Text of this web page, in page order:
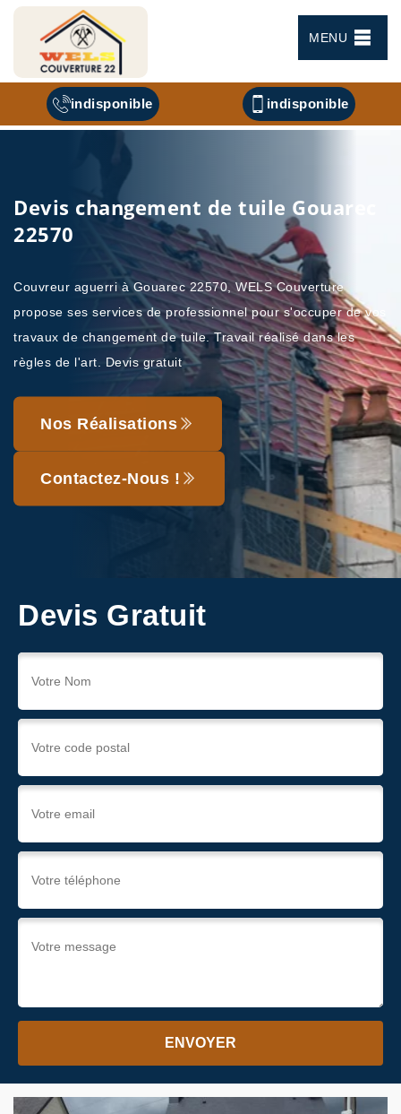
MENU
indisponible indisponible
Devis changement de tuile Gouarec
22570
Couvreur aguerri à Gouarec 22570, WELS Couverture
propose ses services de professionnel pour s'occuper de vos
travaux de changement de tuile. Travail réalisé dans les
règles de l'art. Devis gratuit
Nos Réalisations
Contactez-Nous !
Devis Gratuit